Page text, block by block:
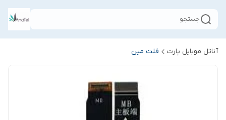
جستجو
آناتل موبایل پارت فلت مین